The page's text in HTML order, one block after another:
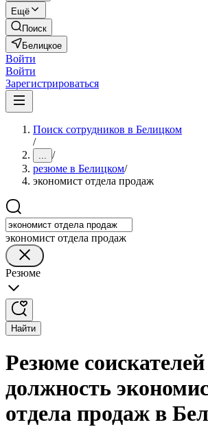
Ещё
Поиск
Белицкое
Войти
Войти
Зарегистрироваться
Поиск сотрудников в Белицком
/
... /
резюме в Белицком/
экономист отдела продаж
экономист отдела продаж
Резюме
Найти
Резюме
должность
отдела продаж в